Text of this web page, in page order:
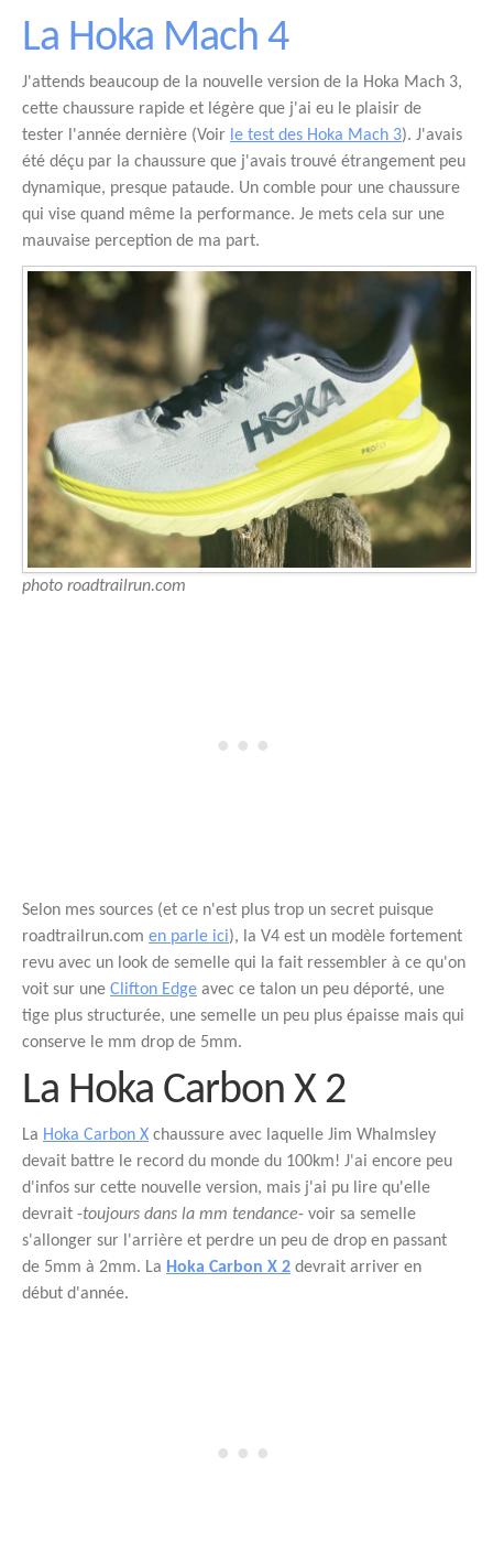
La Hoka Mach 4
J'attends beaucoup de la nouvelle version de la Hoka Mach 3,
cette chaussure rapide et légère que j'ai eu le plaisir de
tester l'année dernière (Voir le test des Hoka Mach 3). J'avais
été déçu par la chaussure que j'avais trouvé étrangement peu
dynamique, presque pataude. Un comble pour une chaussure
qui vise quand même la performance. Je mets cela sur une
mauvaise perception de ma part.
photo roadtrailrun.com
Selon mes sources (et ce n'est plus trop un secret puisque
roadtrailrun.com en parle ici), la V4 est un modèle fortement
revu avec un look de semelle qui la fait ressembler à ce qu'on
voit sur une Clifton Edge avec ce talon un peu déporté, une
tige plus structurée, une semelle un peu plus épaisse mais qui
conserve le mm drop de 5mm.
La Hoka Carbon X 2
La Hoka Carbon X chaussure avec laquelle Jim Whalmsley
devait battre le record du monde du 100km! J'ai encore peu
d'infos sur cette nouvelle version, mais j'ai pu lire qu'elle
devrait -toujours dans la mm tendance- voir sa semelle
s'allonger sur l'arrière et perdre un peu de drop en passant
de 5mm à 2mm. La Hoka Carbon X 2 devrait arriver en
début d'année.